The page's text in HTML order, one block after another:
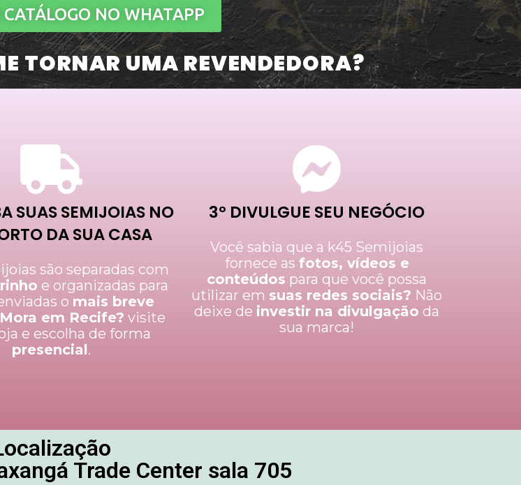
CATÁLOGO NO WHATAPP
TORNAR UMA REVENDEDORA?
SUAS SEMIJOIAS NO
DA SUA CASA
são separadas com
e organizadas para
o mais breve
Mora em Recife? visite
e escolha de forma
presencial.
3º DIVULGUE SEU NEGÓCIO
Você sabia que a k45 Semijoias
fornece as fotos, vídeos e
conteúdos para que você possa
utilizar em suas redes sociais? Não
deixe de investir na divulgação da
sua marca!
Trade Center sala 705